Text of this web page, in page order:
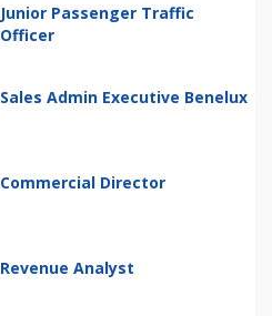
Junior Passenger Traffic
Officer
Sales Admin Executive Benelux
Commercial Director
Revenue Analyst